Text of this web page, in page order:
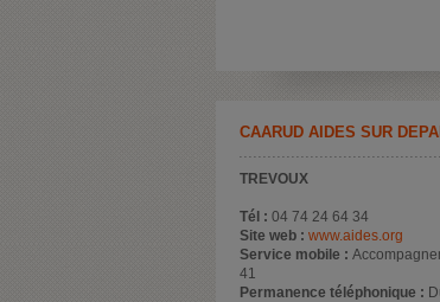
CAARUD AIDES SUR
TREVOUX
Tél : 04 74 24 64 34
Site web : www.aides.org
Service mobile :
41
Permanence téléphonique :